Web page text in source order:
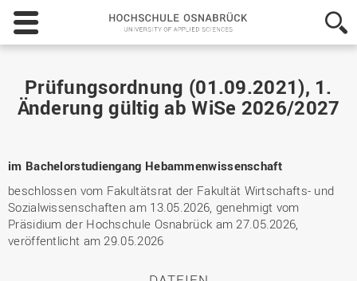
Hochschule
Osnabrück
-
of
Applied
Sciences
Prüfungsordnung (01.09.2021), 1.
Änderung gültig ab WiSe 2026/2027
im Bachelorstudiengang Hebammenwissenschaft
beschlossen vom Fakultätsrat der Fakultät Wirtschafts- und
Sozialwissenschaften am 13.05.2026, genehmigt vom
Präsidium der Hochschule Osnabrück am 27.05.2026,
veröffentlicht am 29.05.2026